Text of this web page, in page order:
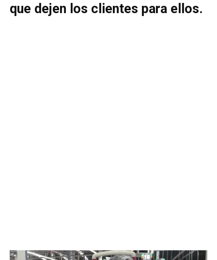
que dejen los clientes para ellos.